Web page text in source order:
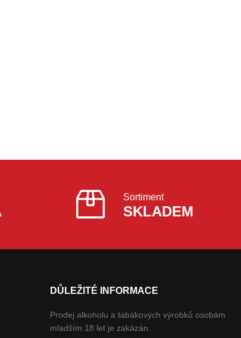
Sortiment
SKLADEM
DŮLEŽITÉ INFORMACE
Prodej alkoholu a tabákových výrobků osobám
mladším 18 let je zakázán.